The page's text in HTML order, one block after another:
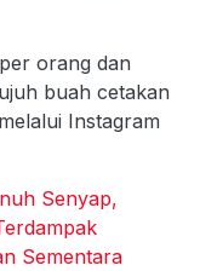
orang dan
buah cetakan
Instagram
Senyap,
Sementara